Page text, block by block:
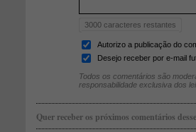
3000 caracteres restantes
Autorizo a publicação do
Desejo receber por e-mail
Todos os comentários são
responsabilidade exclusiva dos
Quer receber os próximos comentários